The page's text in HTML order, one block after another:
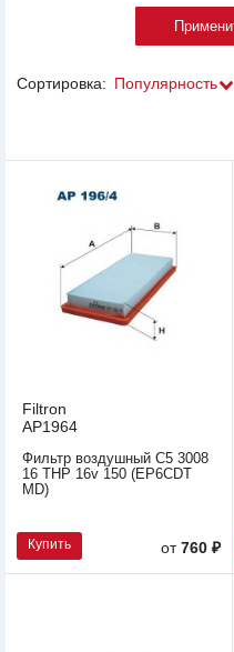
Сортировка: Популярность
Filtron
AP1964
Фильтр воздушный C5 3008
16 THP 16v 150 (EP6CDT
MD)
Купить от760 ₽